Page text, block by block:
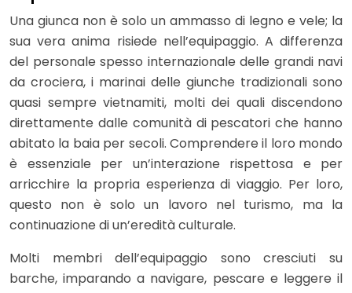
Una giunca non è solo un ammasso di legno e vele; la
sua vera anima risiede nell’equipaggio. A differenza
del personale spesso internazionale delle grandi navi
da crociera, i marinai delle giunche tradizionali sono
quasi sempre vietnamiti, molti dei quali discendono
direttamente dalle comunità di pescatori che hanno
abitato la baia per secoli. Comprendere il loro mondo
è essenziale per un’interazione rispettosa e per
arricchire la propria esperienza di viaggio. Per loro,
questo non è solo un lavoro nel turismo, ma la
continuazione di un’eredità culturale.
Molti membri dell’equipaggio sono cresciuti su
barche, imparando a navigare, pescare e leggere il